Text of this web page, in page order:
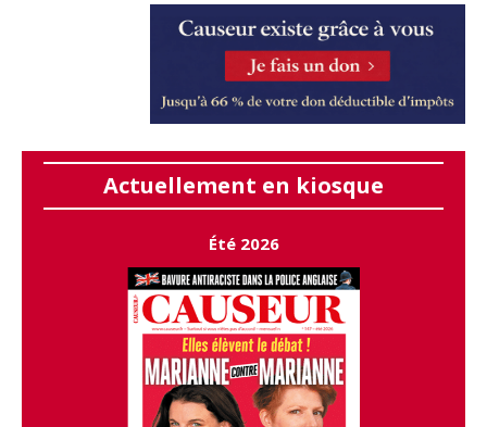
Actuellement en kiosque
Été 2026